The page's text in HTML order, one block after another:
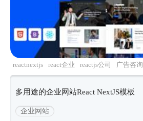
reactnextjs react企业 reactjs公司 广告咨询
服务
多用途的企业网站React NextJS模板
企业网站